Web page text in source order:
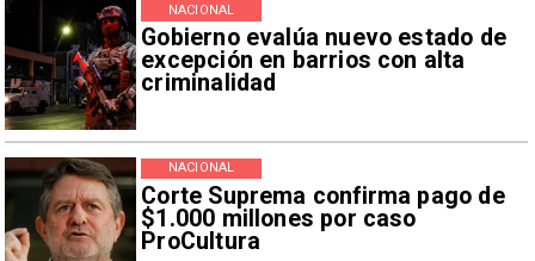
Gobierno evalúa nuevo estado de
excepción en barrios con alta
criminalidad
NACIONAL
Corte Suprema confirma pago de
$1.000 millones por caso
ProCultura
NACIONAL